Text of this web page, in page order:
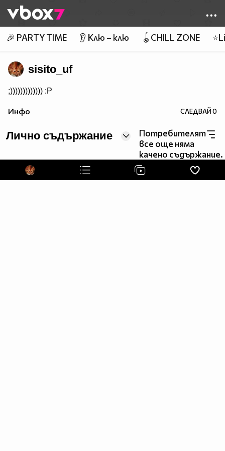
👾
🎉 PARTY TIME 👂 Клю – клю 🪀CHILL ZONE
sisito_uf
;))))))))))))) :P
Инфо СЛЕДВАЙ0
Лично съдържание
Потребителят
все още няма
качено съдържание.